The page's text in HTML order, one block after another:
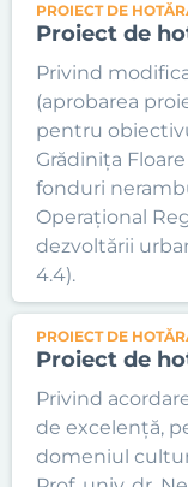
PROIECT DE
Proiect de
Privind
(aprobarea
pentru
Grădinița
fonduri
Operațional
dezvoltării
4.4).
PROIECT DE
Proiect de
Privind
de excelență,
domeniul